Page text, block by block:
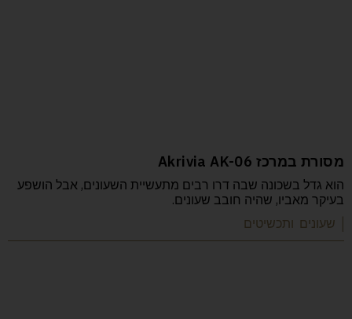
מסורת במרכז Akrivia AK-06
הוא גדל בשכונה שבה דרו רבים מתעשיית השעונים, אבל הושפע
בעיקר מאביו, שהיה חובב שעונים.
| שעונים ותכשיטים